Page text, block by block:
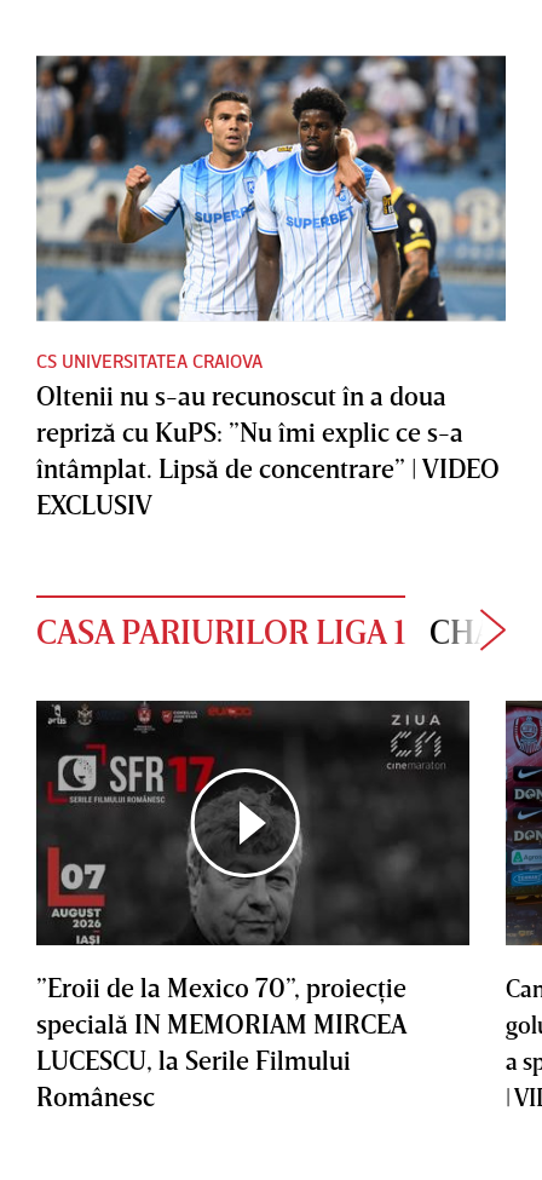
CS UNIVERSITATEA CRAIOVA
Oltenii nu s-au recunoscut în a doua
repriză cu KuPS: ”Nu îmi explic ce s-a
întâmplat. Lipsă de concentrare” | VIDEO
EXCLUSIV
CASA PARIURILOR LIGA 1
”Eroii de la Mexico 70”, proiecţie
specială IN MEMORIAM MIRCEA
LUCESCU, la Serile Filmului
Românesc
a
|